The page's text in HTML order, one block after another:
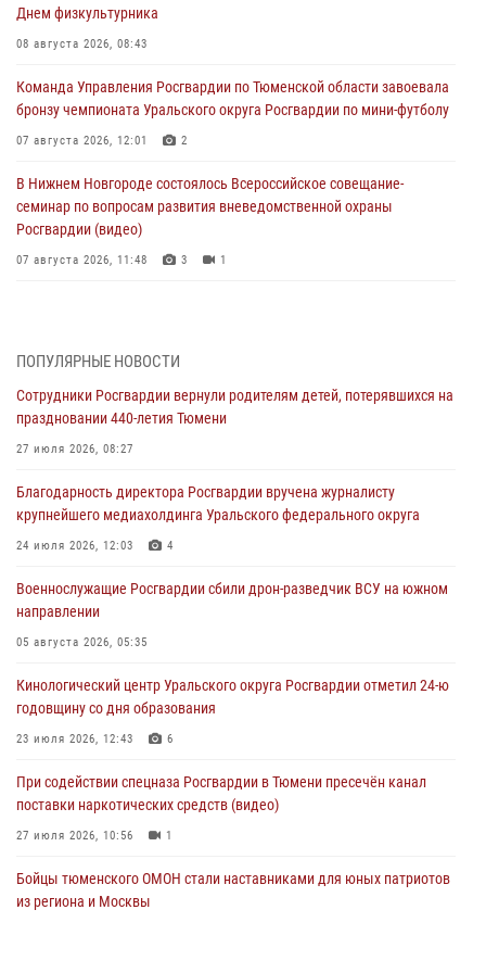
Днем физкультурника
08 августа 2026, 08:43
Команда Управления Росгвардии по Тюменской области завоевала
бронзу чемпионата Уральского округа Росгвардии по мини-футболу
07 августа 2026, 12:01 2
В Нижнем Новгороде состоялось Всероссийское совещание-
семинар по вопросам развития вневедомственной охраны
Росгвардии (видео)
07 августа 2026, 11:48 3 1
07 августа 2026, 10:57 5
Память военнослужащих, погибших в разные годы при исполнении
воинского долга, почтили в кинологическом центре Уральского
округа Росгвардии
Росгвардейцы в Тюменской области знакомят детей со своей
службой и напоминают о мерах безопасности
Росгвардейцы приняли участие в фотопроекте «Прогуляемся по
Тюменской области» в рамках акции «Храним огонь Победы»
Росгвардейцы в Тюменской области почтили память генерала
армии Ивана Кирилловича Яковлева
ПОПУЛЯРНЫЕ НОВОСТИ
Сотрудники Росгвардии вернули родителям детей, потерявшихся на
праздновании 440-летия Тюмени
27 июля 2026, 08:27
Благодарность директора Росгвардии вручена журналисту
крупнейшего медиахолдинга Уральского федерального округа
24 июля 2026, 12:03 4
Военнослужащие Росгвардии сбили дрон-разведчик ВСУ на южном
направлении
05 августа 2026, 05:35
Кинологический центр Уральского округа Росгвардии отметил 24-ю
годовщину со дня образования
23 июля 2026, 12:43 6
При содействии спецназа Росгвардии в Тюмени пресечён канал
поставки наркотических средств (видео)
27 июля 2026, 10:56 1
Бойцы тюменского ОМОН стали наставниками для юных патриотов
из региона и Москвы